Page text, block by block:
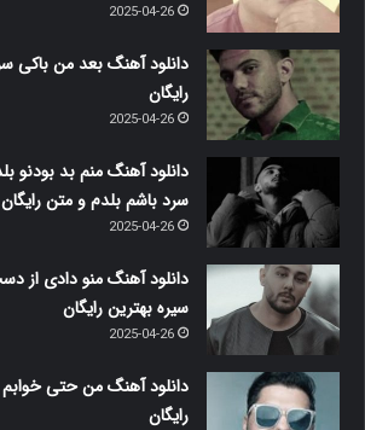
2025-04-26
دانلود آهنگ بعد من باکی
رایگان
2025-04-26
دانلود آهنگ منم بد بودنو
سرد باشم بلدم و متن رایگان
2025-04-26
دانلود آهنگ منو دادی از
سیره بهترین رایگان
2025-04-26
دانلود آهنگ من حتی
رایگان